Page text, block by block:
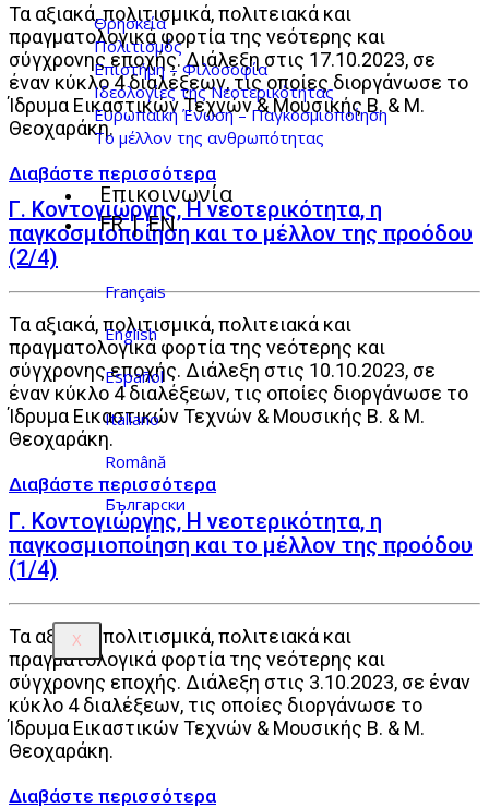
Θρησκεία
Πολιτισμός
Επιστήμη – Φιλοσοφία
Ιδεολογίες της Νεοτερικότητας
Ευρωπαϊκή Ένωση – Παγκοσμιοποίηση
Το μέλλον της ανθρωπότητας
Επικοινωνία
FR | EN
Français
English
Español
Italiano
Română
Български
X
Τα αξιακά, πολιτισμικά, πολιτειακά και
πραγματολογικά φορτία της νεότερης και
σύγχρονης εποχής. Διάλεξη στις 17.10.2023, σε
έναν κύκλο 4 διαλέξεων, τις οποίες διοργάνωσε το
Ίδρυμα Εικαστικών Τεχνών & Μουσικής Β. & Μ.
Θεοχαράκη.
Γ. Κοντογιώργης, Η νεοτερικότητα, η
παγκοσμιοποίηση και το μέλλον της προόδου
(2/4)
Τα αξιακά, πολιτισμικά, πολιτειακά και
πραγματολογικά φορτία της νεότερης και
σύγχρονης εποχής. Διάλεξη στις 10.10.2023, σε
έναν κύκλο 4 διαλέξεων, τις οποίες διοργάνωσε το
Ίδρυμα Εικαστικών Τεχνών & Μουσικής Β. & Μ.
Θεοχαράκη.
Γ. Κοντογιώργης, Η νεοτερικότητα, η
παγκοσμιοποίηση και το μέλλον της προόδου
(1/4)
Τα αξιακά, πολιτισμικά, πολιτειακά και
πραγματολογικά φορτία της νεότερης και
σύγχρονης εποχής. Διάλεξη στις 3.10.2023, σε έναν
κύκλο 4 διαλέξεων, τις οποίες διοργάνωσε το
Ίδρυμα Εικαστικών Τεχνών & Μουσικής Β. & Μ.
Θεοχαράκη.